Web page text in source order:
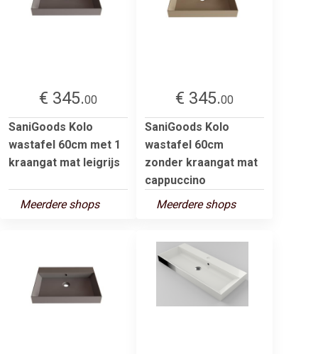
€ 345.00
SaniGoods Kolo
wastafel 60cm met 1
kraangat mat leigrijs
Meerdere shops
€ 345.00
SaniGoods Kolo
wastafel 60cm
zonder kraangat mat
cappuccino
Meerdere shops